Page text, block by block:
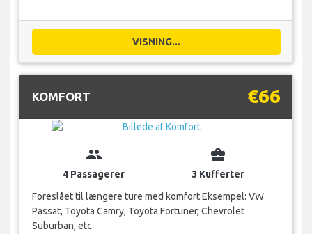
VISNING...
KOMFORT €66
group
4 Passagerer
business_center
3 Kufferter
Foreslået til længere ture med komfort Eksempel: VW
Passat, Toyota Camry, Toyota Fortuner, Chevrolet
Suburban, etc.